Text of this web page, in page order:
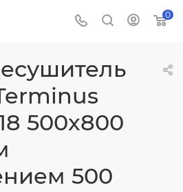
0
500x800
500